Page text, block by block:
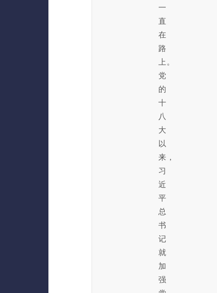
一
直
在
路
上。
党
的
十
八
大
以
来，
习
近
平
总
书
记
就
加
强